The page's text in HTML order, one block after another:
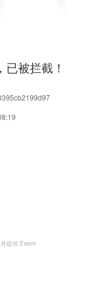
被拦截！
提供 Event